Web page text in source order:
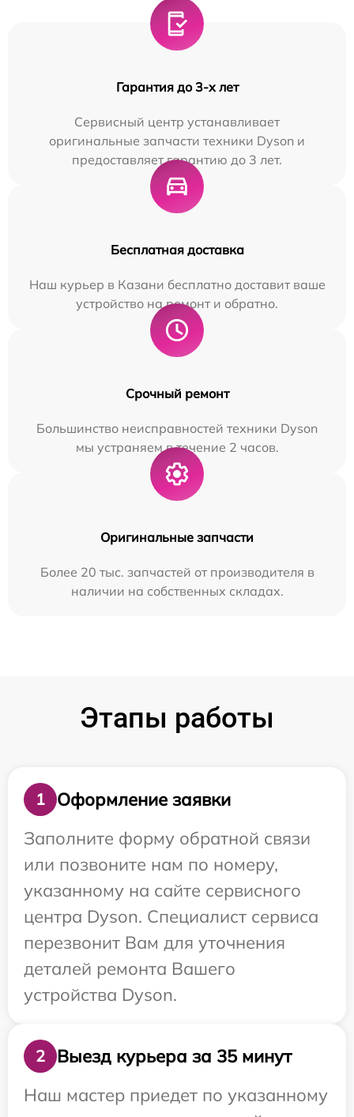
Гарантия до 3-х лет
Сервисный центр устанавливает
оригинальные запчасти техники Dyson и
предоставляет гарантию до 3 лет.
Бесплатная доставка
Наш курьер в Казани бесплатно доставит ваше
устройство на ремонт и обратно.
Срочный ремонт
Большинство неисправностей техники Dyson
мы устраняем в течение 2 часов.
Оригинальные запчасти
Более 20 тыс. запчастей от производителя в
наличии на собственных складах.
Этапы работы
1
Оформление заявки
Заполните форму обратной связи
или позвоните нам по номеру,
указанному на сайте сервисного
центра Dyson. Специалист сервиса
перезвонит Вам для уточнения
деталей ремонта Вашего
устройства Dyson.
2
Выезд курьера за 35 минут
Наш мастер приедет по указанному